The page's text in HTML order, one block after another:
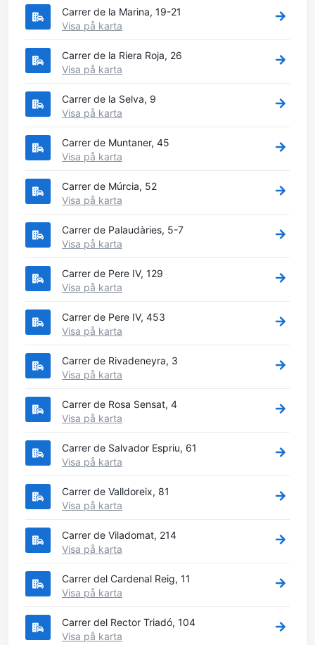
Carrer de la Marina, 19-21
Visa på karta
Carrer de la Riera Roja, 26
Visa på karta
Carrer de la Selva, 9
Visa på karta
Carrer de Muntaner, 45
Visa på karta
Carrer de Múrcia, 52
Visa på karta
Carrer de Palaudàries, 5-7
Visa på karta
Carrer de Pere IV, 129
Visa på karta
Carrer de Pere IV, 453
Visa på karta
Carrer de Rivadeneyra, 3
Visa på karta
Carrer de Rosa Sensat, 4
Visa på karta
Carrer de Salvador Espriu, 61
Visa på karta
Carrer de Valldoreix, 81
Visa på karta
Carrer de Viladomat, 214
Visa på karta
Carrer del Cardenal Reig, 11
Visa på karta
Carrer del Rector Triadó, 104
Visa på karta